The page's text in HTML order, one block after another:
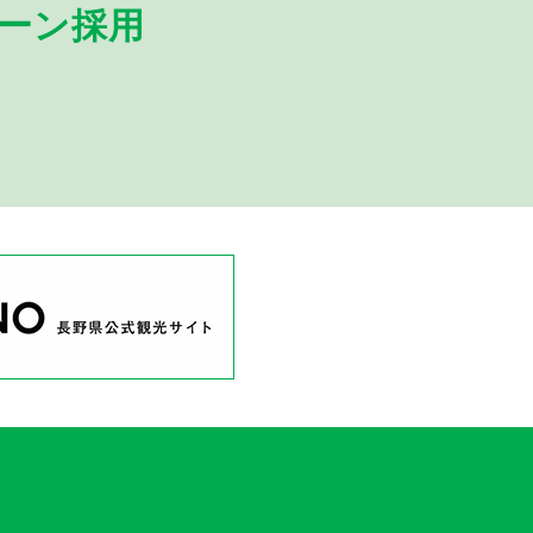
ン採用